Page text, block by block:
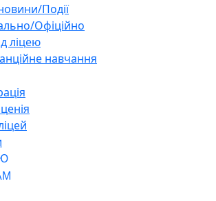
Події
Офіційно
ліцею
навчання